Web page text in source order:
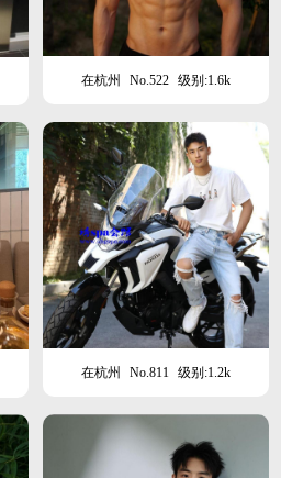
在杭州 No.522 级别:1.6k
在杭州 No.811 级别:1.2k